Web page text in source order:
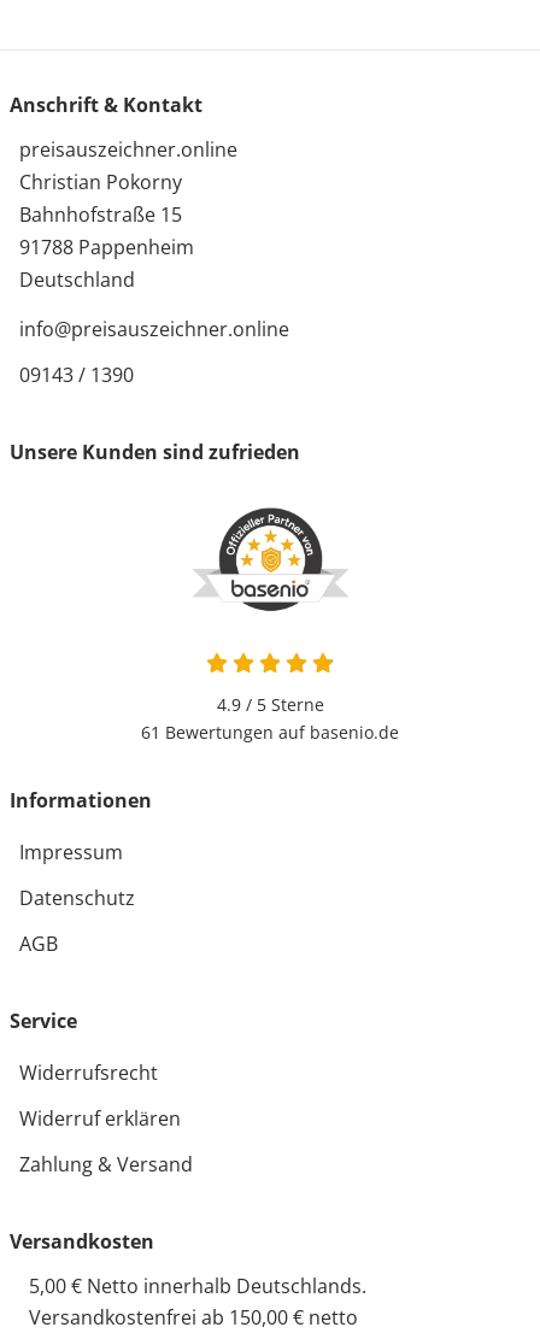
Anschrift & Kontakt
preisauszeichner.online
Christian Pokorny
Bahnhofstraße 15
91788 Pappenheim
Deutschland
info@preisauszeichner.online
09143 / 1390
Unsere Kunden sind zufrieden
4.9 von 5
4.9 / 5Sterne
61 Bewertungen auf basenio.de
Informationen
Impressum
Datenschutz
AGB
Service
Widerrufsrecht
Widerruf erklären
Zahlung & Versand
Versandkosten
5,00 € Netto innerhalb Deutschlands.
Versandkostenfrei ab 150,00 € netto